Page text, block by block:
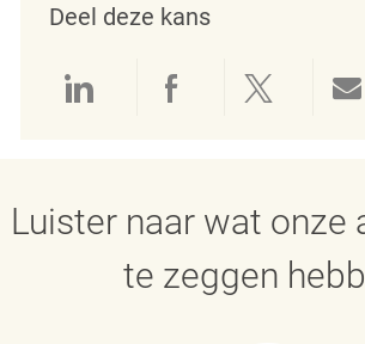
Deel deze kans
Delen via LinkedIn
Delen viaDelen
Luister naar wat onze
te zeggen